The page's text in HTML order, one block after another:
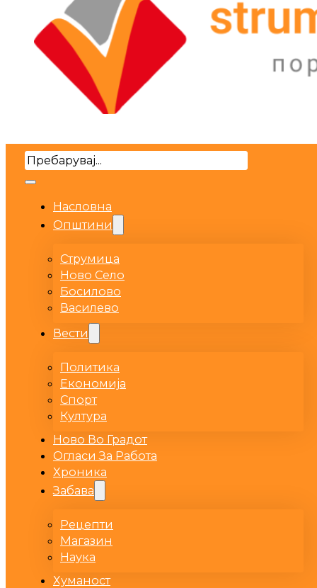
Search
Насловна
Општини
Струмица
Ново Село
Босилово
Василево
Вести
Политика
Економија
Спорт
Култура
Ново Во Градот
Огласи За Работа
Хроника
Забава
Рецепти
Магазин
Наука
Хуманост